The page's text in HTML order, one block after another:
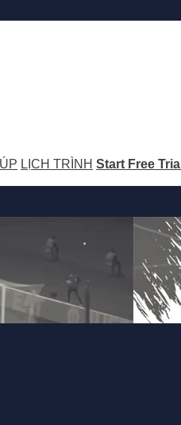
LỊCH TRÌNH Start Free Trial